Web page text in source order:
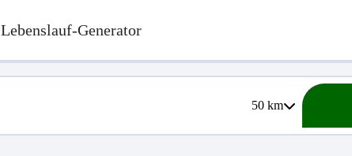
Lebenslauf-Generator
50km